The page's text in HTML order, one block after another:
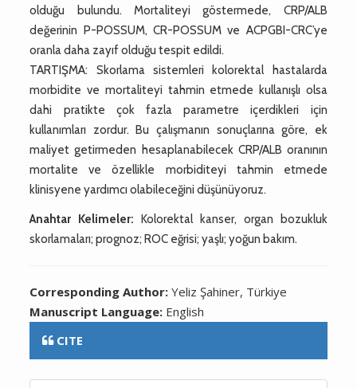
olduğu bulundu. Mortaliteyi göstermede, CRP/ALB
değerinin P-POSSUM, CR-POSSUM ve ACPGBI-CRC’ye
oranla daha zayıf olduğu tespit edildi.
TARTIŞMA: Skorlama sistemleri kolorektal hastalarda
morbidite ve mortaliteyi tahmin etmede kullanışlı olsa
dahi pratikte çok fazla parametre içerdikleri için
kullanımları zordur. Bu çalışmanın sonuçlarına göre, ek
maliyet getirmeden hesaplanabilecek CRP/ALB oranının
mortalite ve özellikle morbiditeyi tahmin etmede
klinisyene yardımcı olabileceğini düşünüyoruz.
Anahtar Kelimeler: Kolorektal kanser, organ bozukluk
skorlamaları; prognoz; ROC eğrisi; yaşlı; yoğun bakım.
Corresponding Author:Yeliz Şahiner, Türkiye
Manuscript Language: English
CITE